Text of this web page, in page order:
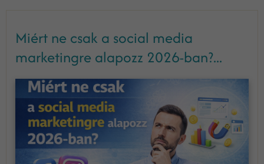
Miért ne csak a social media
marketingre alapozz 2026-ban?...